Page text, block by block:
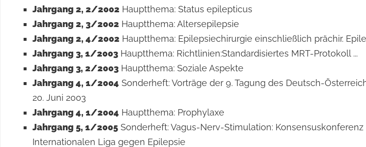
Jahrgang 2, 2/2002 Hauptthema: Status epilepticus
Jahrgang 2, 3/2002 Hauptthema: Altersepilepsie
Jahrgang 2, 4/2002 Hauptthema: Epilepsiechirurgie einschließlich prächir.
Jahrgang 3, 1/2003 Hauptthema: Richtlinien:Standardisiertes MRT-Protokoll ...
Jahrgang 3, 2/2003 Hauptthema: Soziale Aspekte
Jahrgang 4, 1/2004 Sonderheft: Vorträge der 9. Tagung des Deutsch-
20. Juni 2003
Jahrgang 4, 1/2004 Hauptthema: Prophylaxe
Jahrgang 5, 1/2005 Sonderheft: Vagus-Nerv-Stimulation:
Internationalen Liga gegen Epilepsie